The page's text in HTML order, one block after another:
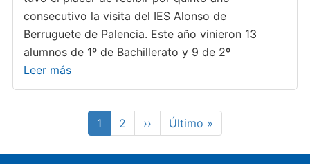
consecutivo la visita del IES Alonso de
Berruguete de Palencia. Este año vinieron 13
alumnos de 1º de Bachillerato y 9 de 2º
Leer más
Paginación
Página
actual
1 Page
2
Siguiente
página
››
Última
página
Último »